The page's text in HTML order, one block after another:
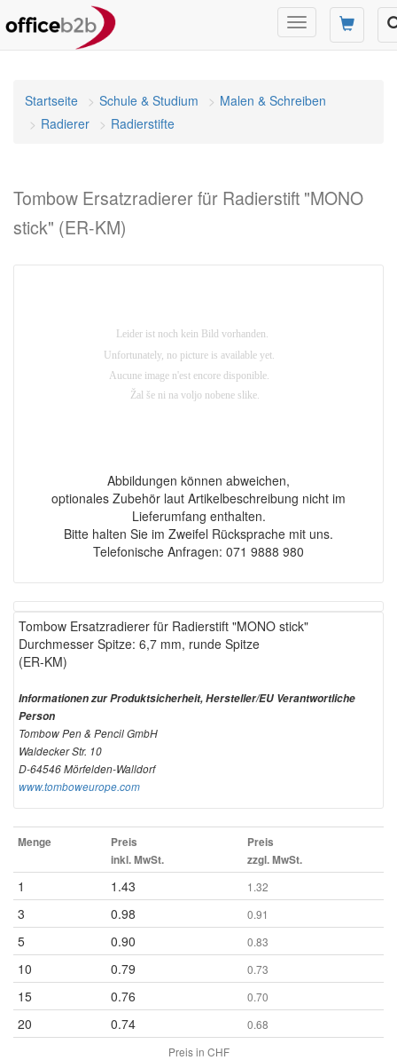
Navigation
umschalten
Startseite Schule & Studium
Malen & Schreiben
Radierer
Radierstifte
Tombow Ersatzradierer für Radierstift "MONO
stick" (ER-KM)
Abbildungen können abweichen,
optionales Zubehör laut Artikelbeschreibung nicht im
Lieferumfang enthalten.
Bitte halten Sie im Zweifel Rücksprache mit uns.
Telefonische Anfragen: 071 9888 980
Tombow Ersatzradierer für Radierstift "MONO stick"
Durchmesser Spitze: 6,7 mm, runde Spitze
(ER-KM)
Informationen zur Produktsicherheit, Hersteller/EU Verantwortliche
Person
Tombow Pen & Pencil GmbH
Waldecker Str. 10
D-64546 Mörfelden-Walldorf
www.tomboweurope.com
Menge
Preis
inkl. MwSt.
Preis
zzgl. MwSt.
1 1.43 1.32
3 0.98 0.91
5 0.90 0.83
10 0.79 0.73
15 0.76 0.70
20 0.74
0.68
Preis in CHF